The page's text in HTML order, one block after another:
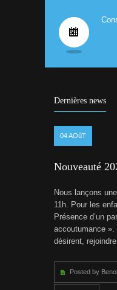
Dernières news
04AOûT
Nouveauté
Nous lançons
11h. Pour les
Présence d’un
accoutumance ».
désirent, rejoindre
Posted by